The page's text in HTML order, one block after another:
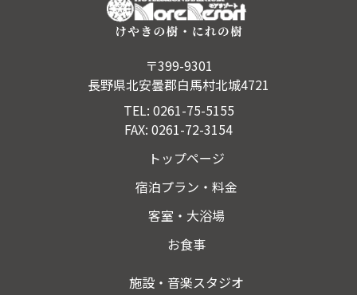
〒399-9301
長野県北安曇郡白馬村北城4721
TEL: 0261-75-5155
FAX: 0261-72-3154
トップページ
宿泊プラン・料金
客室・大浴場
お食事
施設・音楽スタジオ